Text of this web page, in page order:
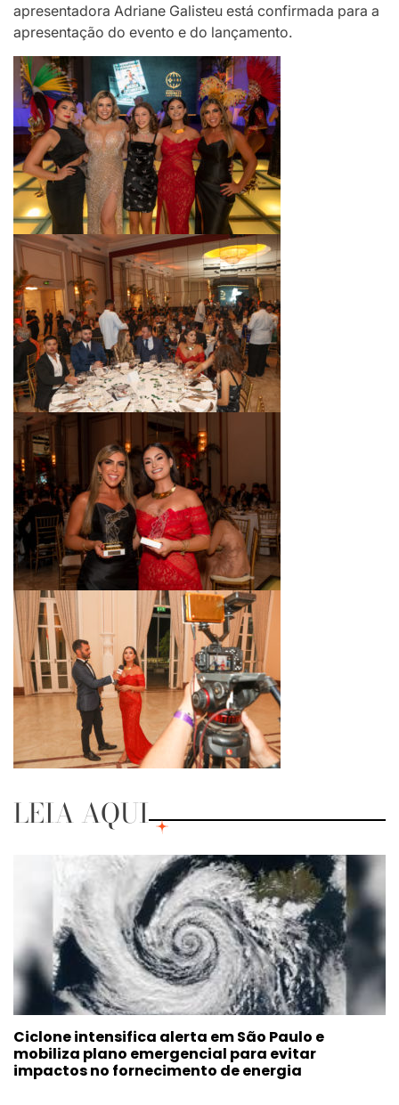
apresentadora Adriane Galisteu está confirmada para a
apresentação do evento e do lançamento.
LEIA AQUI
Ciclone intensifica alerta em São Paulo e
mobiliza plano emergencial para evitar
impactos no fornecimento de energia